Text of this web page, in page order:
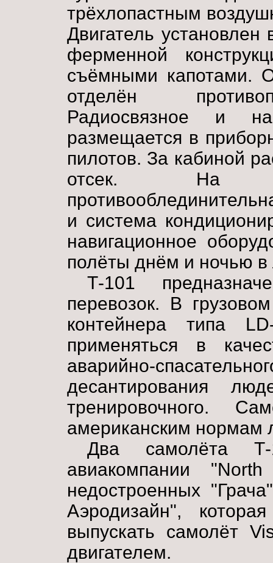
трёхлопастным
Двигатель
ферменной
съёмными капотами.
отделён
Радиосвязное и
размещается в
пилотов. За кабиной
отсек. На
и система
навигационное
полёты днём и ночью
Т-101
перевозок. В
контейнера типа
применяться в
аварийно-
десантирования
тренировочного.
американским нормам
Два самолёта Т-
авиакомпании
недостроенных
Аэродизайн",
выпускать самолёт
двигателем.